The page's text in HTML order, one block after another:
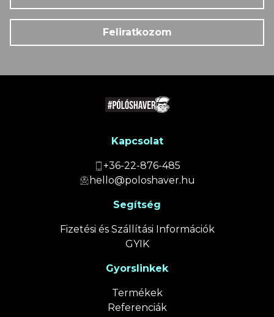
Feliratkozom
Kapcsolat
+36-22-876-485
hello@poloshaver.hu
Segítség
Fizetési és Szállítási Információk
GYIK
Gyorslinkek
Termékek
Referenciák